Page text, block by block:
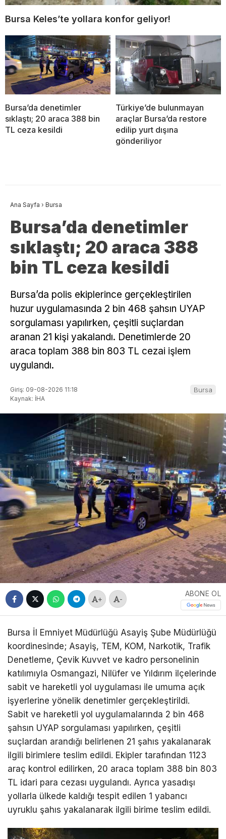
Bursa Keles’te yollara konfor geliyor!
Bursa’da denetimler
sıklaştı; 20 araca 388 bin
TL ceza kesildi
Türkiye’de bulunmayan
araçlar Bursa’da restore
edilip yurt dışına
gönderiliyor
Ana Sayfa › Bursa
Bursa’da denetimler
sıklaştı; 20 araca 388
bin TL ceza kesildi
Bursa’da polis ekiplerince gerçekleştirilen
huzur uygulamasında 2 bin 468 şahsın UYAP
sorgulaması yapılırken, çeşitli suçlardan
aranan 21 kişi yakalandı. Denetimlerde 20
araca toplam 388 bin 803 TL cezai işlem
uygulandı.
Giriş: 09-08-2026 11:18
Kaynak: İHA
Bursa
+ -
ABONE OL
Bursa İl Emniyet Müdürlüğü Asayiş Şube Müdürlüğü
koordinesinde; Asayiş, TEM, KOM, Narkotik, Trafik
Denetleme, Çevik Kuvvet ve kadro personelinin
katılımıyla Osmangazi, Nilüfer ve Yıldırım ilçelerinde
sabit ve hareketli yol uygulaması ile umuma açık
işyerlerine yönelik denetimler gerçekleştirildi.
Sabit ve hareketli yol uygulamalarında 2 bin 468
şahsın UYAP sorgulaması yapılırken, çeşitli
suçlardan arandığı belirlenen 21 şahıs yakalanarak
ilgili birimlere teslim edildi. Ekipler tarafından 1123
araç kontrol edilirken, 20 araca toplam 388 bin 803
TL idari para cezası uygulandı. Ayrıca yasadışı
yollarla ülkede kaldığı tespit edilen 1 yabancı
uyruklu şahıs yakalanarak ilgili birime teslim edildi.